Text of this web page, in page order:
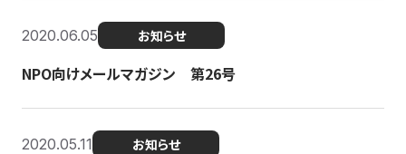
2020.06.05 お知らせ
NPO向けメールマガジン 第26号
2020.05.11 お知らせ